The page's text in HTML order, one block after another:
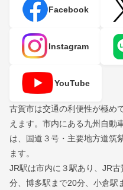
Facebook
Instagram
YouTube
古賀市は交通の利便性が極め
えます。市内にある九州自動
は、国道３号・主要地方道筑
ます。
JR駅は市内に３駅あり、JR
分、博多駅まで20分、小倉駅